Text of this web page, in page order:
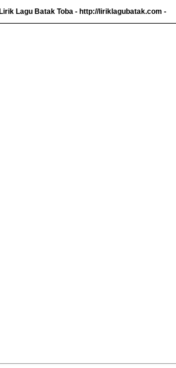
Lagu Batak Toba - http://liriklagubatak.com -